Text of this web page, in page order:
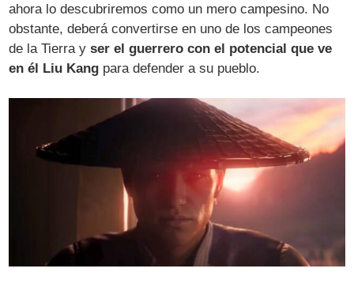
ahora lo descubriremos como un mero campesino. No
obstante, deberá convertirse en uno de los campeones
de la Tierra yser el guerrero con el potencial que ve
en él Liu Kang para defender a su pueblo.